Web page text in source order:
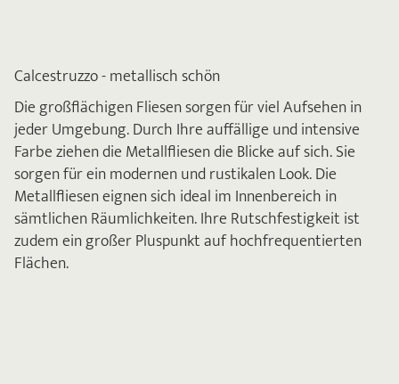
Calcestruzzo - metallisch schön
Die großflächigen Fliesen sorgen für viel Aufsehen in
jeder Umgebung. Durch Ihre auffällige und intensive
Farbe ziehen die Metallfliesen die Blicke auf sich. Sie
sorgen für ein modernen und rustikalen Look. Die
Metallfliesen eignen sich ideal im Innenbereich in
sämtlichen Räumlichkeiten. Ihre Rutschfestigkeit ist
zudem ein großer Pluspunkt auf hochfrequentierten
Flächen.